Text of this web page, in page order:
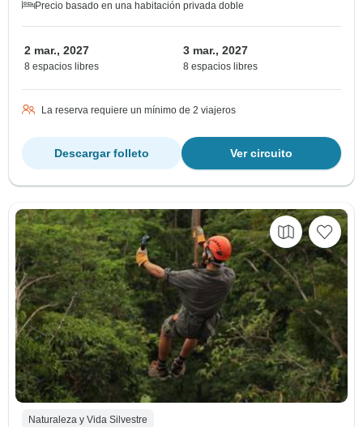
Precio basado en una habitación privada doble
2 mar., 2027
8 espacios libres
3 mar., 2027
8 espacios libres
La reserva requiere un mínimo de 2 viajeros
Ver circuito
Descargar folleto
Naturaleza y Vida Silvestre